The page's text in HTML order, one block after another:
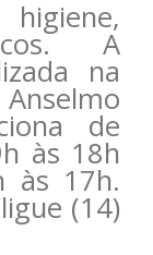
A
na
de
às 18h
às 17h.
(14)